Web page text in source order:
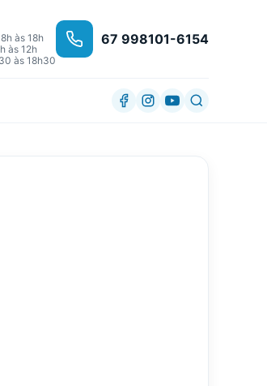
às 18h
às 12h
às 18h30
67 998101-6154